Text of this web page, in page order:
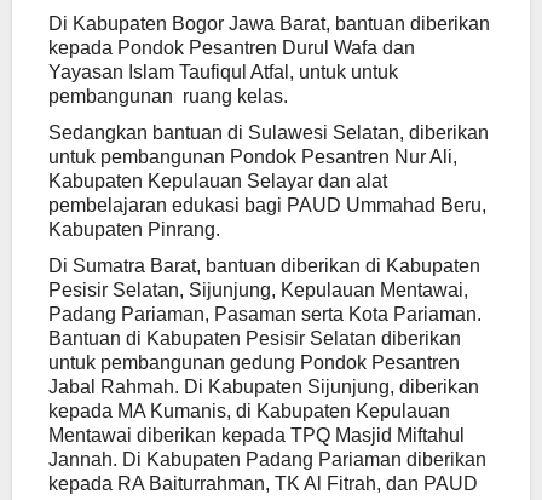
Di Kabupaten Bogor Jawa Barat, bantuan diberikan
kepada Pondok Pesantren Durul Wafa dan
Yayasan Islam Taufiqul Atfal, untuk untuk
pembangunan ruang kelas.
Sedangkan bantuan di Sulawesi Selatan, diberikan
untuk pembangunan Pondok Pesantren Nur Ali,
Kabupaten Kepulauan Selayar dan alat
pembelajaran edukasi bagi PAUD Ummahad Beru,
Kabupaten Pinrang.
Di Sumatra Barat, bantuan diberikan di Kabupaten
Pesisir Selatan, Sijunjung, Kepulauan Mentawai,
Padang Pariaman, Pasaman serta Kota Pariaman.
Bantuan di Kabupaten Pesisir Selatan diberikan
untuk pembangunan gedung Pondok Pesantren
Jabal Rahmah. Di Kabupaten Sijunjung, diberikan
kepada MA Kumanis, di Kabupaten Kepulauan
Mentawai diberikan kepada TPQ Masjid Miftahul
Jannah. Di Kabupaten Padang Pariaman diberikan
kepada RA Baiturrahman, TK Al Fitrah, dan PAUD